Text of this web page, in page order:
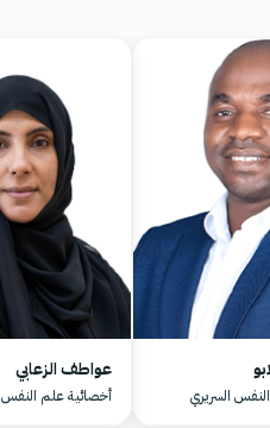
السريري
عواطف الزعابي
أخصائية علم النفس